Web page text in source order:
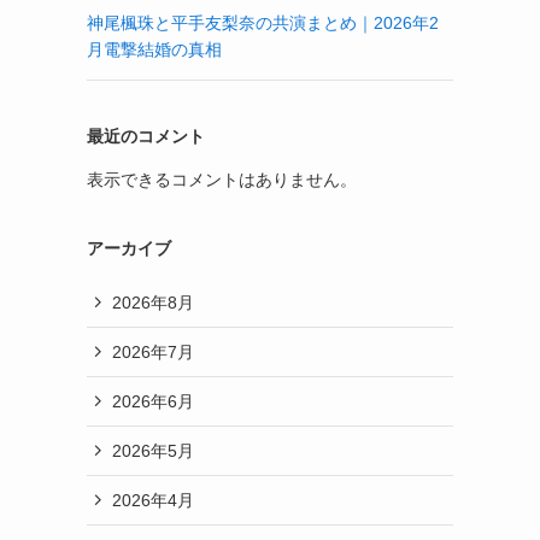
神尾楓珠と平手友梨奈の共演まとめ｜2026年2
月電撃結婚の真相
最近のコメント
表示できるコメントはありません。
アーカイブ
2026年8月
2026年7月
2026年6月
2026年5月
2026年4月